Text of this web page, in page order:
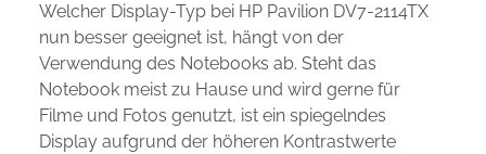
Welcher Display-Typ bei HP Pavilion DV7-2114TX
nun besser geeignet ist, hängt von der
Verwendung des Notebooks ab. Steht das
Notebook meist zu Hause und wird gerne für
Filme und Fotos genutzt, ist ein spiegelndes
Display aufgrund der höheren Kontrastwerte